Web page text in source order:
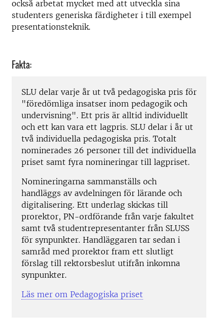
också arbetat mycket med att utveckla sina
studenters generiska färdigheter i till exempel
presentationsteknik.
Fakta:
SLU delar varje år ut två pedagogiska pris för
"föredömliga insatser inom pedagogik och
undervisning". Ett pris är alltid individuellt
och ett kan vara ett lagpris. SLU delar i år ut
två individuella pedagogiska pris. Totalt
nominerades 26 personer till det individuella
priset samt fyra nomineringar till lagpriset.
Nomineringarna sammanställs och
handläggs av avdelningen för lärande och
digitalisering. Ett underlag skickas till
prorektor, PN-ordförande från varje fakultet
samt två studentrepresentanter från SLUSS
för synpunkter. Handläggaren tar sedan i
samråd med prorektor fram ett slutligt
förslag till rektorsbeslut utifrån inkomna
synpunkter.
Läs mer om Pedagogiska priset